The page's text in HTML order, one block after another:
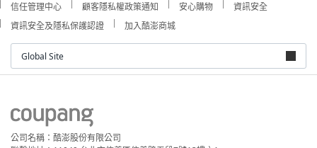
信任管理中心
顧客隱私權政策通知 安心購物
資訊安全
資訊安全及隱私保護認證
加入酷澎商城
Global Site
公司名稱：酷澎股份有限公司